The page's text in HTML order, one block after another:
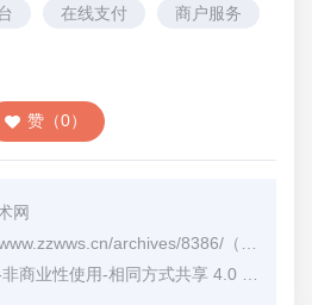
在线支付 商户服务
赞（0）
网
archives/8386/ （转载时请注明本文出处及文章链接）
业性使用-相同方式共享 4.0 国际 (CC BY-NC-SA 4.0)